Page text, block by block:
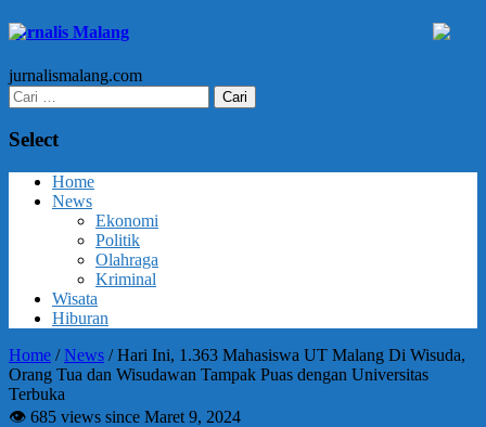
Jurnalis Malang
jurnalismalang.com
Cari
untuk:
Select
Home
News
Ekonomi
Politik
Olahraga
Kriminal
Wisata
Hiburan
Home /News /Hari Ini, 1.363 Mahasiswa UT Malang Di Wisuda,
Orang Tua dan Wisudawan Tampak Puas dengan Universitas
Terbuka
👁 685 views since Maret 9, 2024